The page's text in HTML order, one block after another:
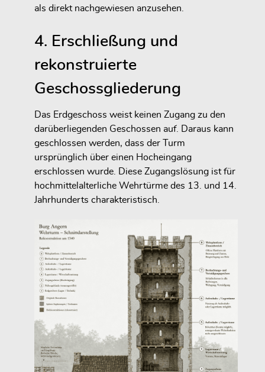
als direkt nachgewiesen anzusehen.
4. Erschließung und
rekonstruierte
Geschossgliederung
Das Erdgeschoss weist keinen Zugang zu den
darüberliegenden Geschossen auf. Daraus kann
geschlossen werden, dass der Turm
ursprünglich über einen Hocheingang
erschlossen wurde. Diese Zugangslösung ist für
hochmittelalterliche Wehrtürme des 13. und 14.
Jahrhunderts charakteristisch.